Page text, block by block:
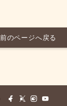
前のページへ戻る